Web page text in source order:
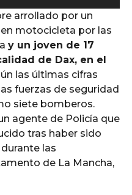
arrollado por un
motocicleta por las
y un joven de 17
de Dax, en el
las últimas cifras
fuerzas de seguridad
siete bomberos.
agente de Policía que
tras haber sido
las
de La Mancha,